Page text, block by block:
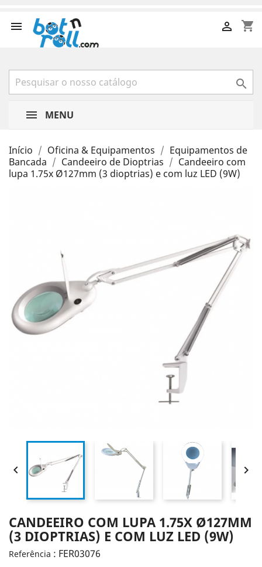
 shopping_cart


MENU
Início Oficina & Equipamentos
Equipamentos de
Bancada
Candeeiro de Dioptrias
Candeeiro com
lupa 1.75x Ø127mm (3 dioptrias) e com luz LED (9W)
 
CANDEEIRO COM LUPA 1.75X Ø127MM
(3 DIOPTRIAS) E COM LUZ LED (9W)
Referência : FER03076